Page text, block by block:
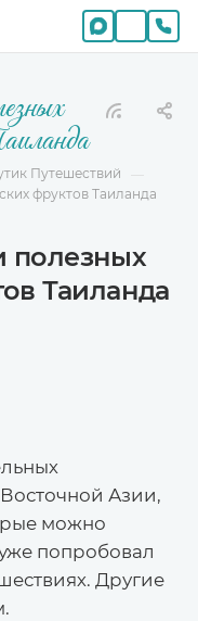
Путешествий
фруктов Таиланда
полезных
Таиланда
Азии,
можно
попробовал
Другие